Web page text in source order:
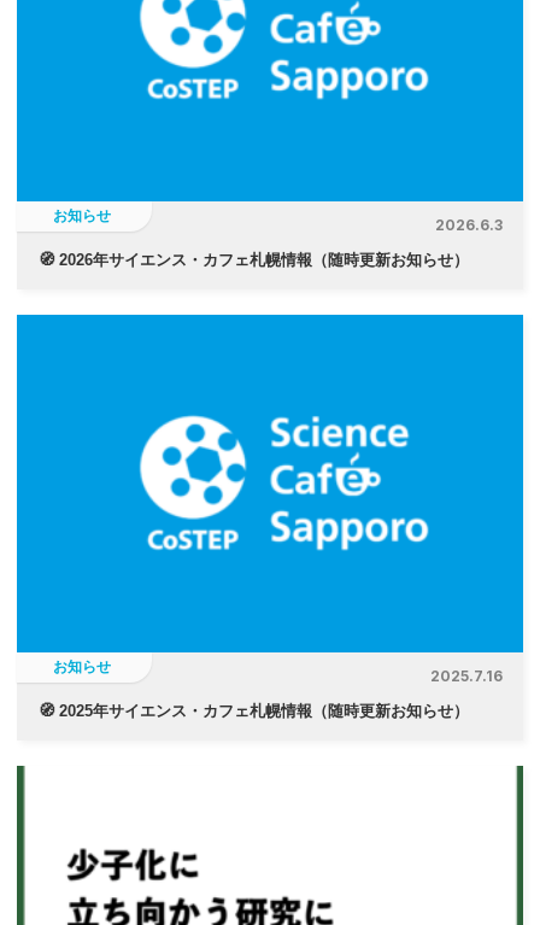
お知らせ
2026.6.3
🧭 2026年サイエンス・カフェ札幌情報（随時更新お知らせ）
お知らせ
2025.7.16
🧭 2025年サイエンス・カフェ札幌情報（随時更新お知らせ）